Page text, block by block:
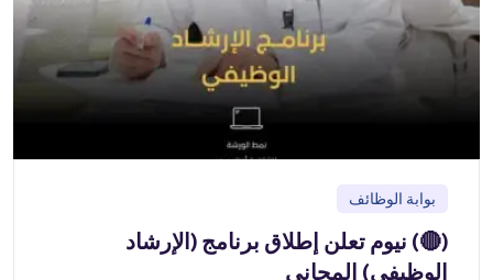
بوابة الوظائف
(🔴) نيوم تعلن إطلاق برنامج (الإرشاد
الوظيفي) المجاني